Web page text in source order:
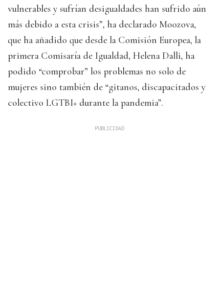
vulnerables y sufrían desigualdades han sufrido aún
más debido a esta crisis”, ha declarado Moozova,
que ha añadido que desde la Comisión Europea, la
primera Comisaría de Igualdad, Helena Dalli, ha
podido “comprobar” los problemas no solo de
mujeres sino también de “gitanos, discapacitados y
colectivo LGTBI+ durante la pandemia”.